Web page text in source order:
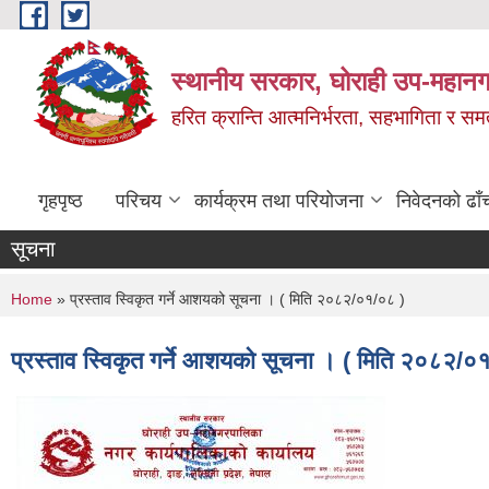
Skip to main content
स्थानीय सरकार, घोराही उप-
हरित क्रान्ति आत्मनिर्भरता, सहभागिता र
गृहपृष्ठ परिचय कार्यक्रम तथा परियोजना निवेदनको
सूचना
You are here
Home » प्रस्ताव स्विकृत गर्ने आशयको सूचना । ( मिति २०८२/०१/०८ )
प्रस्ताव स्विकृत गर्ने आशयको सूचना । ( मिति २०८२/